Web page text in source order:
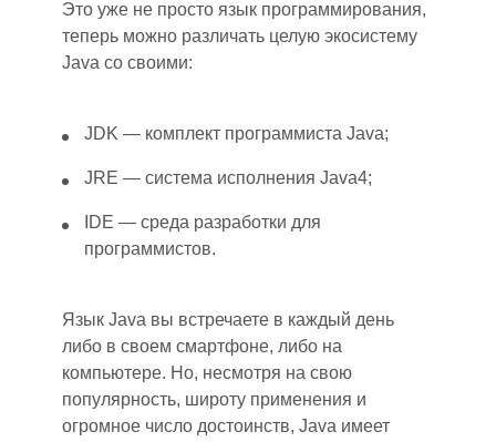
Это уже не просто язык программирования,
теперь можно различать целую экосистему
Java со своими:
JDK — комплект программиста Java;
JRE — система исполнения Java4;
IDE — среда разработки для
программистов.
Язык Java вы встречаете в каждый день
либо в своем смартфоне, либо на
компьютере. Но, несмотря на свою
популярность, широту применения и
огромное число достоинств, Java имеет